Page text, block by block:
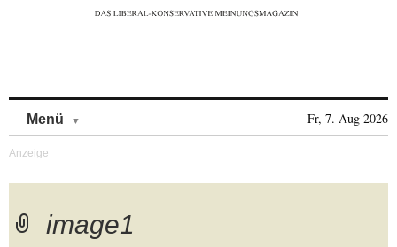
Menü Fr, 7. Aug 2026
image1